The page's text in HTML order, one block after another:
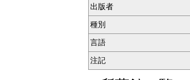
出版者
種別
言語
注記